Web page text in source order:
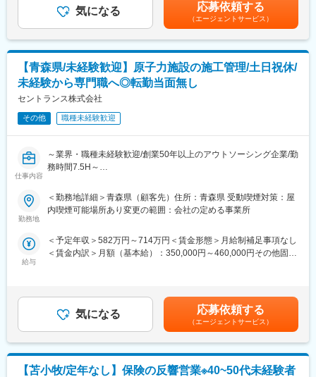
「建築」の3部門をバランスよく展開しております。
【充実の福利厚生】
・家族手当：配偶者月1万円、子ども一人につき月5千円を支給し
5千円まで、持ち家(通勤圏のみ)は月4万円まで支給しておりま
す。
・その他：独身寮・単身寮制度、退職金制度もございます。
現場の声を重視し、施工管理担当者の提案に耳を傾けるだけで
なく、上下関係なく意見を発信できる風通しの良い就業環境を実
9割以上と長く働く環境が同社にはあります。
後、当社が承認する代理店と共同して保険募集等の代理店業務を
行っていただきます。
お客様は、当社の保険にご契約いただいている方や、保険に興味
を持ってお問い合わせいただいた方が対象です。個々のライフス
タイルに合った最適な保険の提案営業が可能です。
◆働きやすい環境
勤務地および就業日・就業時間は自由です。お客様への提案は、
電話や郵送、WEBでの面談も可能なため、自宅から無理なく営業
活動が行えます。※月1回の研修、週1回の所属営業部・支社への
◆スケジュール例
9時：お客様先へ訪問→10時：お客様先で面談→12時：お昼休み
◆当ポジションの魅力
新商品の提案からSPが担当します。既存のお客様の保険の見直し
タイミングや、保険に興味をお持ちの方からのお問い合わせに対
（2）高い定着率・充実した教育体制
直近1年の定着率は85.5%（26年5月時点）、40~70代のミドルシ
ニア層も活躍中。SPの殆どが未経験からの入社ですが、入社時に
は担当者が一人ひとりに合った内容で研修を行い、商品知識や提
案の仕方、事務手続きなどをお教えしていきます。 こまめにコミ
ュニケーションを取りながら寄り添ってサポートします。ブラン
クがあってもご安心下さい。
料 2ヵ月目以降業績に応じた分配後手数料（成績連動）を支給■
就業開始時の想定年収：327万円賃金はあくまでも目安の金額で
あり、選考を通じて上下する可能性があります。月給(月額)は固定
手当を含めた表記です。
気になる 応募依頼する
（エージェントサービス）
【青森県/未経験歓迎】原子力施設の施工管理/土日祝休/
未経験から専門職へ◎転勤当面無し
セントランス株式会社
その他 職種未経験歓迎
仕事内容
～業界・職種未経験歓迎/創業50年以上のアウトソーシング企業/勤
務時間7.5H～
■業務内容：
施設内（屋内）における機電設備工事の施工管理業務をお任せし
トしていただきます。
・工事協力会社の安全管理・指導
未経験の方でも、所属グループの有識者からのサポートのもと
徐々に業務を覚えていただけます。
■仕事の魅力：
施工管理者として現場をまとめあげ、工事を無事に完了させたと
きの達成感は非常に大きく、自分の仕事が形として残るやりがい
勤務地
＜勤務地詳細＞青森県（顧客先）住所：青森県 受動喫煙対策：屋
内喫煙可能場所あり変更の範囲：会社の定める事業所
給与
＜予定年収＞582万円～714万円＜賃金形態＞月給制補足事項なし
＜賃金内訳＞月額（基本給）：350,000円～460,000円その他固定
135,000円賃金はあくまでも目安の金額であり、選考を通じて上
下する可能性があります。月給(月額)は固定手当を含めた表記で
す。
気になる 応募依頼する
（エージェントサービス）
【苫小牧/定年なし】保険の反響営業※40~50代未経験者